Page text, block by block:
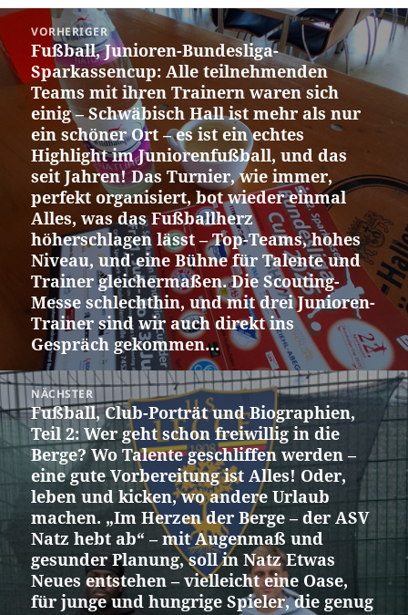
Beitragsnavigation
VORHERIGER
Vorheriger
Beitrag:
Fußball, Junioren-Bundesliga-
Sparkassencup: Alle teilnehmenden
Teams mit ihren Trainern waren sich
einig – Schwäbisch Hall ist mehr als nur
ein schöner Ort – es ist ein echtes
Highlight im Juniorenfußball, und das
seit Jahren! Das Turnier, wie immer,
perfekt organisiert, bot wieder einmal
Alles, was das Fußballherz
höherschlagen lässt – Top-Teams, hohes
Niveau, und eine Bühne für Talente und
Trainer gleichermaßen. Die Scouting-
Messe schlechthin, und mit drei Junioren-
Trainer sind wir auch direkt ins
Gespräch gekommen…
NÄCHSTER
Nächster
Beitrag:
Fußball, Club-Porträt und Biographien,
Teil 2: Wer geht schon freiwillig in die
Berge? Wo Talente geschliffen werden –
eine gute Vorbereitung ist Alles! Oder,
leben und kicken, wo andere Urlaub
machen. „Im Herzen der Berge – der ASV
Natz hebt ab“ – mit Augenmaß und
gesunder Planung, soll in Natz Etwas
Neues entstehen – vielleicht eine Oase,
für junge und hungrige Spieler, die genug